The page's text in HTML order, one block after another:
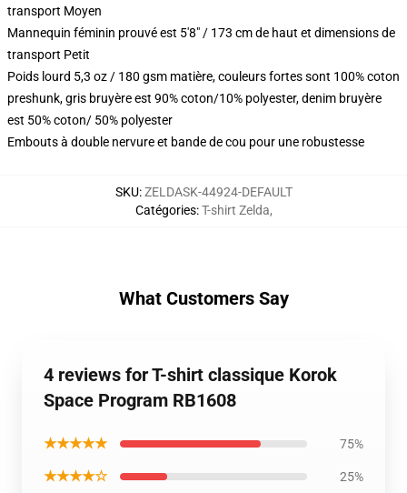
transport Moyen
Mannequin féminin prouvé est 5'8" / 173 cm de haut et dimensions de
transport Petit
Poids lourd 5,3 oz / 180 gsm matière, couleurs fortes sont 100% coton
preshunk, gris bruyère est 90% coton/10% polyester, denim bruyère
est 50% coton/ 50% polyester
Embouts à double nervure et bande de cou pour une robustesse
SKU:ZELDASK-44924-DEFAULT
Catégories:T-shirt Zelda,
What Customers Say
4 reviews for T-shirt classique Korok
Space Program RB1608
★★★★★ 75%
★★★★☆ 25%